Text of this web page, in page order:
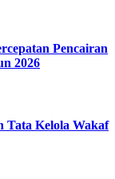
Pencairan
2026
Tata Kelola Wakaf